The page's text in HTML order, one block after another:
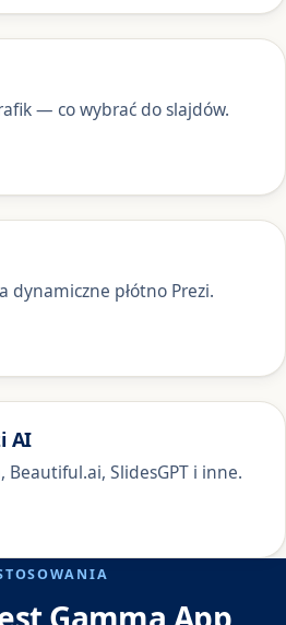
— co wybrać do slajdów.
dynamiczne płótno Prezi.
AI
Beautiful.ai, SlidesGPT i inne.